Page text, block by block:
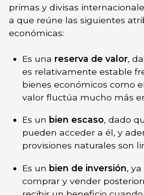
primas y divisas
a que reúne las siguientes
económicas:
Es una reserva de valor,
es relativamente estable
bienes económicos como
valor fluctúa mucho más
Es un bien escaso, dado
pueden acceder a él, y
provisiones naturales son
Es un bien de inversión,
comprar y vender